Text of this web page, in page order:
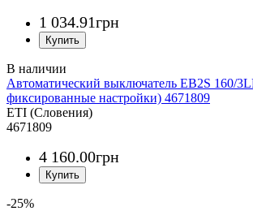
1 034.91грн
Автоматический выключатель EB2S 160/
фиксированные настройки) 4671809
ETI (Словения)
4671809
4 160.00грн
-25%